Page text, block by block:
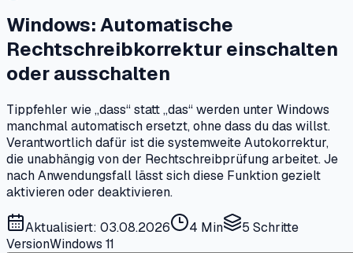
Windows: Automatische
Rechtschreibkorrektur einschalten
oder ausschalten
Tippfehler wie „dass“ statt „das“ werden unter Windows
manchmal automatisch ersetzt, ohne dass du das willst.
Verantwortlich dafür ist die systemweite Autokorrektur,
die unabhängig von der Rechtschreibprüfung arbeitet. Je
nach Anwendungsfall lässt sich diese Funktion gezielt
aktivieren oder deaktivieren.
Aktualisiert: 03.08.2026 4 Min 5 Schritte
VersionWindows 11